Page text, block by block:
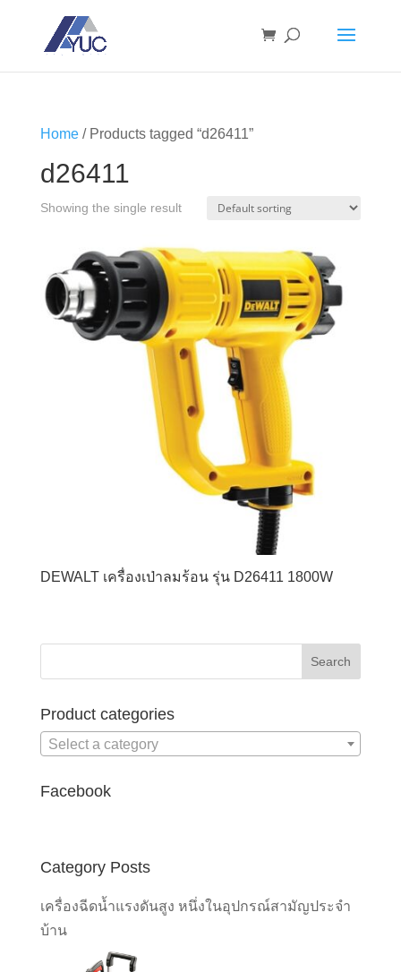
Home/ Products tagged “d26411”
d26411
Showing the single result
DEWALT เครื่องเป่าลมร้อน รุ่น D26411 1800W
Product categories
Select a category
Facebook
Category Posts
เครื่องฉีดน้ำแรงดันสูง หนึ่งในอุปกรณ์สามัญประจำ
บ้าน